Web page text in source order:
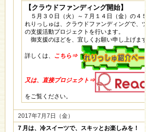
【クラウドファンディング開始】
５月３０日（火）～７月１４日（金）の４５
れりっしゅは、クラウドファンディングで、
の支援活動プロジェクトを行います。
御支援のほどを、宜しくお願い申し上げます
詳しくは、 こちら⇒
又は、直接プロジェクト⇒
をご覧ください。
2017年7月7日（金）
７月は、冷スイーツで、スキッとお楽しみを！